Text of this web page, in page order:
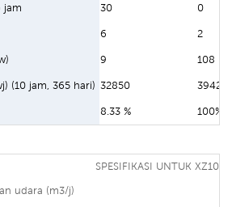
jam 30 0
6 2
9 108
(10 jam, 365 hari) 32850
8.33 % 100%
SPESIFIKASI UNTUK XZ10-
udara (m3/j)